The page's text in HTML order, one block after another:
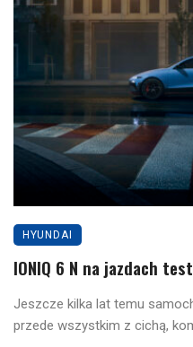
HYUNDAI
IONIQ 6 N na jazdach
Jeszcze kilka lat temu
przede wszystkim z cichą,